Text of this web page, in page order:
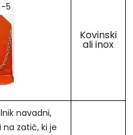
5
Kovinski
ali inox
navadni,
na zatič, ki je